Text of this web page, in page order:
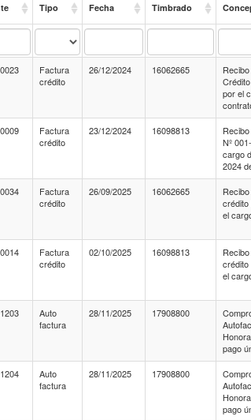
Tipo Fecha Timbrado
Factura
crédito
26/12/2024 16062665
por el
Factura
crédito
23/12/2024 16098813
Nº
cargo
2024
Factura
crédito
26/09/2025 16062665
crédito
el
Factura
crédito
02/10/2025 16098813
crédito
el
Auto
factura
28/11/2025 17908800
pago
Auto
factura
28/11/2025 17908800
pago